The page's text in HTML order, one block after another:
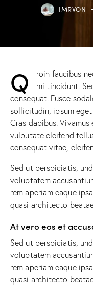
IMRVON
Q
roin faucibus
mi tincidunt.
consequat. Fusce
sollicitudin, ipsum
Cras dapibus. Vivamus
vulputate eleifend
consequat vitae,
Sed ut perspiciatis,
voluptatem
rem aperiam eaque
quasi architecto
At vero eos et
Sed ut perspiciatis,
voluptatem
rem aperiam eaque
quasi architecto